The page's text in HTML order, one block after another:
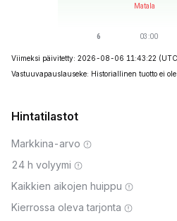
Viimeksi päivitetty: 2026-08-06 11:43:22
Vastuuvapauslauseke: Historiallinen tuotto ei
Hintatilastot
Markkina-arvo
24 h volyymi
Kaikkien aikojen huippu
Kierrossa oleva tarjonta